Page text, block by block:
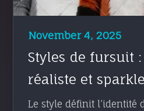
November 4, 2025
Styles de fursuit
réaliste et
Le style définit l’identité